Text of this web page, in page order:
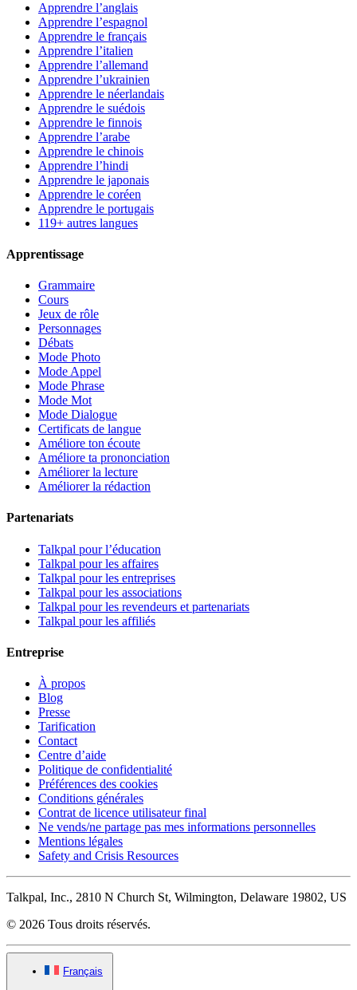
Apprendre l’anglais
Apprendre l’espagnol
Apprendre le français
Apprendre l’italien
Apprendre l’allemand
Apprendre l’ukrainien
Apprendre le néerlandais
Apprendre le suédois
Apprendre le finnois
Apprendre l’arabe
Apprendre le chinois
Apprendre l’hindi
Apprendre le japonais
Apprendre le coréen
Apprendre le portugais
119+ autres langues
Apprentissage
Grammaire
Cours
Jeux de rôle
Personnages
Débats
Mode Photo
Mode Appel
Mode Phrase
Mode Mot
Mode Dialogue
Certificats de langue
Améliore ton écoute
Améliore ta prononciation
Améliorer la lecture
Améliorer la rédaction
Partenariats
Talkpal pour l’éducation
Talkpal pour les affaires
Talkpal pour les entreprises
Talkpal pour les associations
Talkpal pour les revendeurs et partenariats
Talkpal pour les affiliés
Entreprise
À propos
Blog
Presse
Tarification
Contact
Centre d’aide
Politique de confidentialité
Préférences des cookies
Conditions générales
Contrat de licence utilisateur final
Ne vends/ne partage pas mes informations personnelles
Mentions légales
Safety and Crisis Resources
Talkpal, Inc., 2810 N Church St, Wilmington, Delaware 19802, US
© 2026 Tous droits réservés.
Français